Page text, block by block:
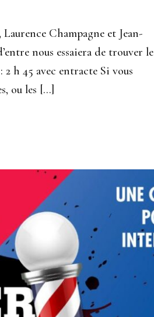
Champagne et Jean-
nous essaiera de trouver le
2 h 45 avec entracte Si vous
ou les […]